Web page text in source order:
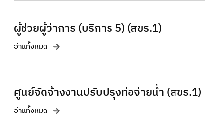
ผู้ช่วยผู้ว่าการ (บริการ 5) (สขร.1)
อ่านทั้งหมด
ศูนย์จัดจ้างงานปรับปรุงท่อจ่ายน้ำ (สขร.1)
อ่านทั้งหมด